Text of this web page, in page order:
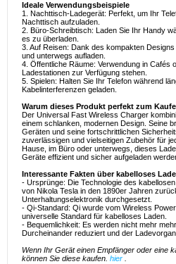
Ideale Verwendungsbeispiele
1. Nachttisch-Ladegerät: Perfekt, um Ihr
Nachttisch aufzuladen.
2. Büro-Schreibtisch: Laden Sie Ihr Handy
es zu überladen.
3. Auf Reisen: Dank des kompakten
und unterwegs aufladen.
4. Öffentliche Räume: Verwendung in Cafés
Ladestationen zur Verfügung stehen.
5. Spielen: Halten Sie Ihr Telefon während
Kabelinterferenzen geladen.
Warum dieses Produkt perfekt zum
Der Universal Fast Wireless Charger
einem schlanken, modernen Design. Seine
Geräten und seine fortschrittlichen
zuverlässigen und vielseitigen Zubehör für
Hause, im Büro oder unterwegs, dieses
Geräte effizient und sicher aufgeladen
Interessante Fakten über kabelloses
- Ursprünge: Die Technologie des
von Nikola Tesla in den 1890er Jahren
Unterhaltungselektronik durchgesetzt.
- Qi-Standard: Qi wurde vom Wireless
universelle Standard für kabelloses Laden.
- Bequemlichkeit: Es werden nicht mehr
Durcheinander reduziert und der
Wenn Ihr Gerät einen Empfänger oder eine
können Sie diese kaufen. hier